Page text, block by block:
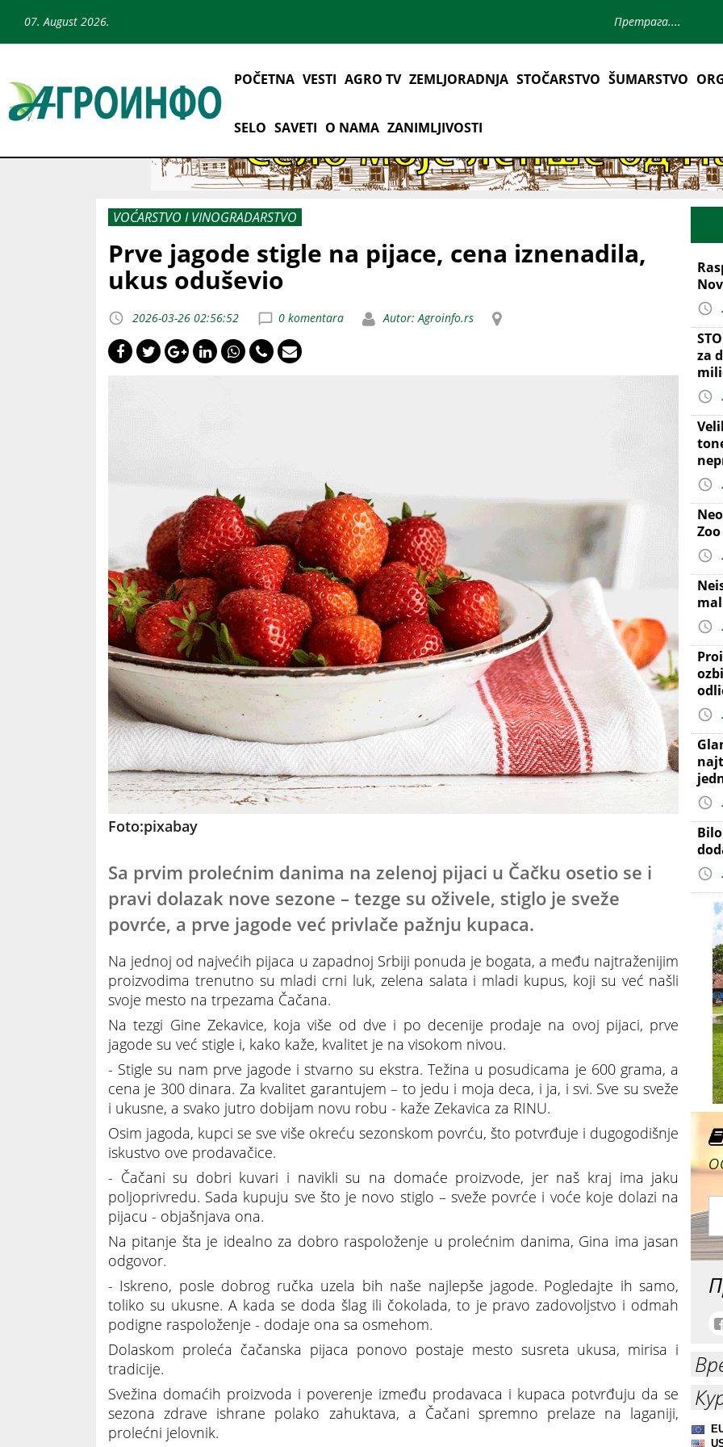
07. August 2026.
POČETNA VESTI AGRO TV ZEMLJORADNJA STOČARSTVO ŠUMARSTVO
SELO SAVETI O NAMA ZANIMLJIVOSTI
VOĆARSTVO I VINOGRADARSTVO
Prve jagode stigle na pijace, cena iznenadila,
ukus oduševio
2026-03-26 02:56:52 0 komentara Autor: Agroinfo.rs
Foto:pixabay
Sa prvim prolećnim danima na zelenoj pijaci u Čačku osetio se i
pravi dolazak nove sezone – tezge su oživele, stiglo je sveže
povrće, a prve jagode već privlače pažnju kupaca.
Na jednoj od najvećih pijaca u zapadnoj Srbiji ponuda je bogata, a među najtraženijim
proizvodima trenutno su mladi crni luk, zelena salata i mladi kupus, koji su već našli
svoje mesto na trpezama Čačana.
Na tezgi Gine Zekavice, koja više od dve i po decenije prodaje na ovoj pijaci, prve
jagode su već stigle i, kako kaže, kvalitet je na visokom nivou.
- Stigle su nam prve jagode i stvarno su ekstra. Težina u posudicama je 600 grama, a
cena je 300 dinara. Za kvalitet garantujem – to jedu i moja deca, i ja, i svi. Sve su sveže
i ukusne, a svako jutro dobijam novu robu - kaže Zekavica za RINU.
Osim jagoda, kupci se sve više okreću sezonskom povrću, što potvrđuje i dugogodišnje
iskustvo ove prodavačice.
- Čačani su dobri kuvari i navikli su na domaće proizvode, jer naš kraj ima jaku
poljoprivredu. Sada kupuju sve što je novo stiglo – sveže povrće i voće koje dolazi na
pijacu - objašnjava ona.
Na pitanje šta je idealno za dobro raspoloženje u prolećnim danima, Gina ima jasan
odgovor.
- Iskreno, posle dobrog ručka uzela bih naše najlepše jagode. Pogledajte ih samo,
toliko su ukusne. A kada se doda šlag ili čokolada, to je pravo zadovoljstvo i odmah
podigne raspoloženje - dodaje ona sa osmehom.
Dolaskom proleća čačanska pijaca ponovo postaje mesto susreta ukusa, mirisa i
tradicije.
Svežina domaćih proizvoda i poverenje između prodavaca i kupaca potvrđuju da se
sezona zdrave ishrane polako zahuktava, a Čačani spremno prelaze na laganiji,
prolećni jelovnik.
za